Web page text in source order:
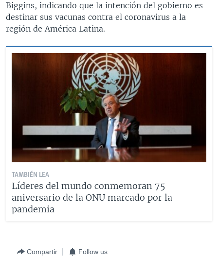
Biggins, indicando que la intención del gobierno es
destinar sus vacunas contra el coronavirus a la
región de América Latina.
TAMBIÉN LEA
Líderes del mundo conmemoran 75
aniversario de la ONU marcado por la
pandemia
Compartir Follow us